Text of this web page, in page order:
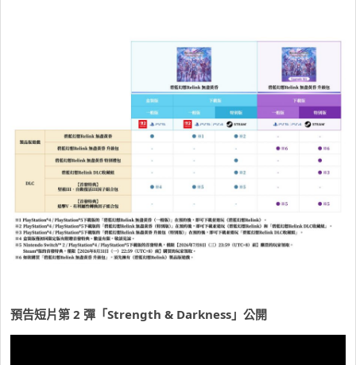
預告短片第 2 彈「Strength & Darkness」公開